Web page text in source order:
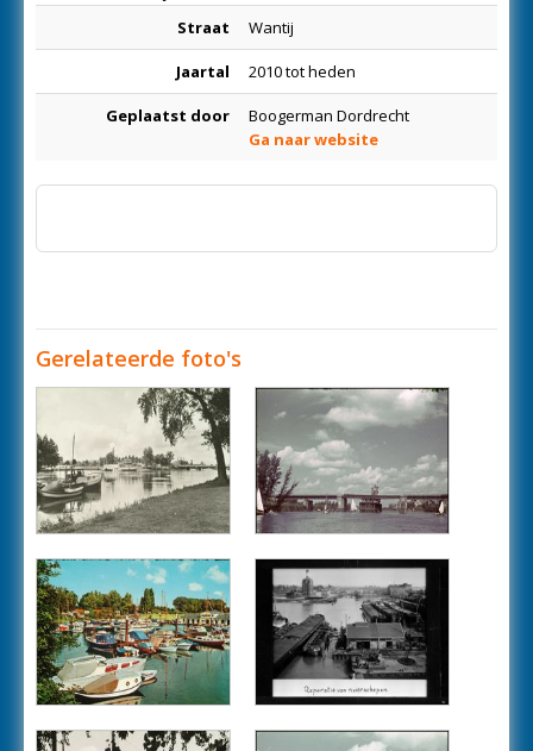
Straat Wantij
Jaartal 2010 tot heden
Geplaatst door
Boogerman Dordrecht
Ga naar website
Gerelateerde foto's